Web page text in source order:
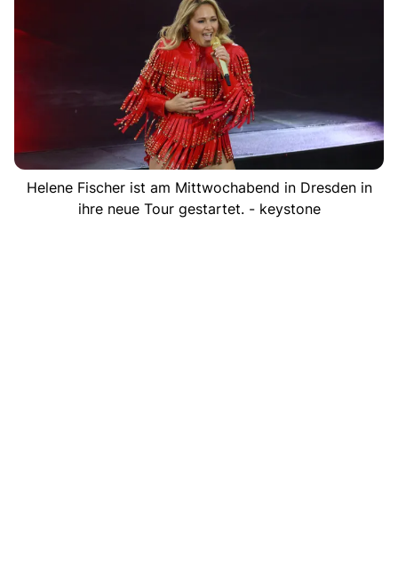
Helene Fischer ist am Mittwochabend in Dresden in
ihre neue Tour gestartet. - keystone